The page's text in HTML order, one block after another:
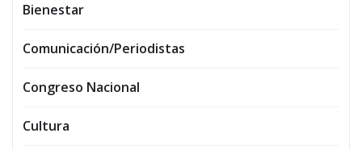
Bienestar
Comunicación/Periodistas
Congreso Nacional
Cultura